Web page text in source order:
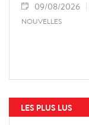
09/08/2026
NOUVELLES
LES PLUS LUS